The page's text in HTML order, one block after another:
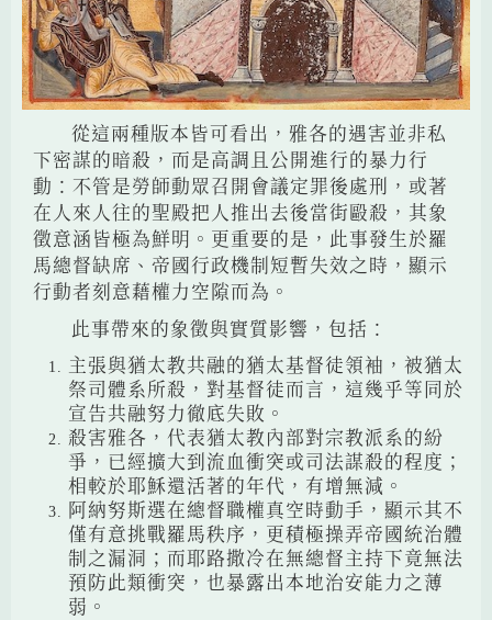
從這兩種版本皆可看出，雅各的遇害並非私
下密謀的暗殺，而是高調且公開進行的暴力行
動：不管是勞師動眾召開會議定罪後處刑，或著
在人來人往的聖殿把人推出去後當街毆殺，其象
徵意涵皆極為鮮明。更重要的是，此事發生於羅
馬總督缺席、帝國行政機制短暫失效之時，顯示
行動者刻意藉權力空隙而為。
此事帶來的象徵與實質影響，包括：
主張與猶太教共融的猶太基督徒領袖，被猶太
祭司體系所殺，對基督徒而言，這幾乎等同於
宣告共融努力徹底失敗。
殺害雅各，代表猶太教內部對宗教派系的紛
爭，已經擴大到流血衝突或司法謀殺的程度；
相較於耶穌還活著的年代，有增無減。
阿納努斯選在總督職權真空時動手，顯示其不
僅有意挑戰羅馬秩序，更積極操弄帝國統治體
制之漏洞；而耶路撒冷在無總督主持下竟無法
預防此類衝突，也暴露出本地治安能力之薄
弱。